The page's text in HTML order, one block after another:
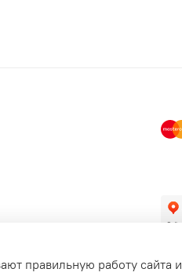
правильную работу сайта и